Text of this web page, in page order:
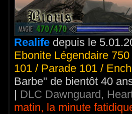
Realife depuis le
Ebonite Légendaire
101 / Parade 101 /
Barbe" de bientôt 40
| DLC Dawnguard,
matin, la minute